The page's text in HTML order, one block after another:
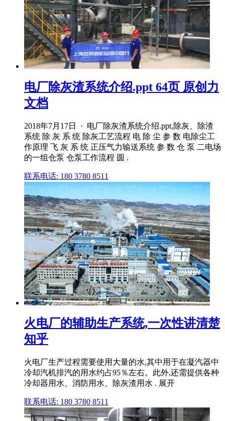
电厂除灰渣系统介绍.ppt 64页 原创力
文档
2018年7月17日 · 电厂除灰渣系统介绍.ppt,除灰、除渣
系统 除 灰 系 统 除灰工艺流程 电 除 尘 参 数 电除尘工
作原理 飞 灰 系 统 正压气力输送系统 参 数 仓 泵 二电场
的一组仓泵 仓泵工作流程 圆 .
联系电话: 180 3780 8511
火电厂的辅助生产系统,一次性讲清楚
知乎
火电厂生产过程需要使用大量的水,其中用于在凝汽器中
冷却汽机排汽的用水约占95％左右。此外,还需提供各种
冷却器用水、消防用水、除灰渣用水 . 展开
联系电话: 180 3780 8511